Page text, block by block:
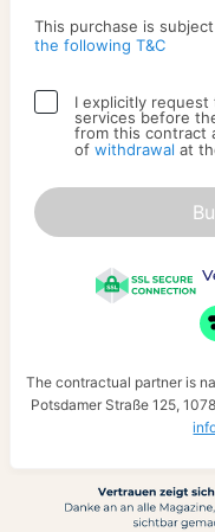
This purchase is
the following T&C
I explicitly
services before
from this contract
of withdrawal at
The contractual partner is
Potsdamer Straße 125,